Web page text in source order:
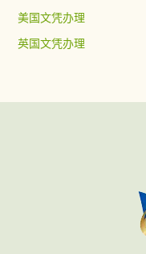
美国文凭办理
英国文凭办理